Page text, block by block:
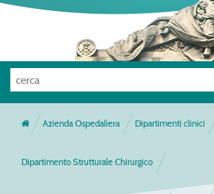
Azienda Ospedaliera Dipartimenti clinici
Dipartimento Strutturale Chirurgico